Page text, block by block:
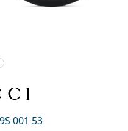
001 53